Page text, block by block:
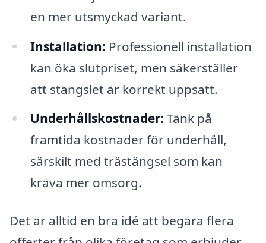
en mer utsmyckad variant.
Installation: Professionell installation
kan öka slutpriset, men säkerställer
att stängslet är korrekt uppsatt.
Underhållskostnader: Tänk på
framtida kostnader för underhåll,
särskilt med trästängsel som kan
kräva mer omsorg.
Det är alltid en bra idé att begära flera